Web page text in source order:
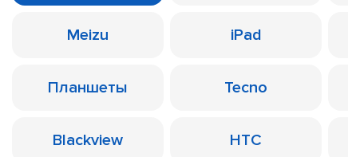
Meizu iPad
Планшеты Tecno
Blackview HTC